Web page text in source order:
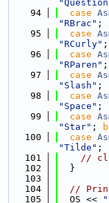
   94
case
"RBrac" ;
   95
case
"RCurly" ;
   96
case
"RParen" ;
   97
case
"Slash" ;
   98
case
"Space" ;
   99
case
"Star" ;
  100
case
"Tilde" ;
  101
//
  102
  }
  103
  104
//
  105
  OS <<